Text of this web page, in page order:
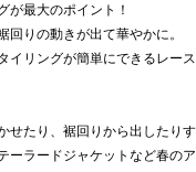
が最大のポイント！
回りの動きが出て華やかに。
イリングが簡単にできるレース
せたり、裾回りから出したりす
ーラードジャケットなど春の